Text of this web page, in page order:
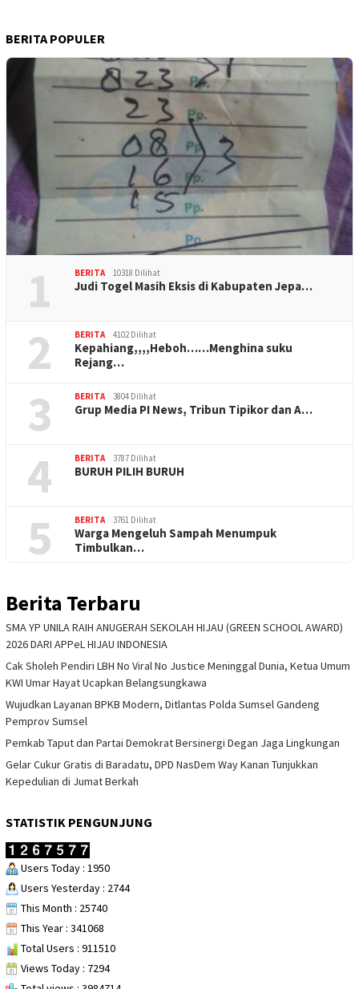
BERITA POPULER
1 BERITA 10318 Dilihat
Judi Togel Masih Eksis di Kabupaten Jepa…
2 BERITA 4102 Dilihat
Kepahiang,,,,Heboh……Menghina suku
Rejang…
3 BERITA 3804 Dilihat
Grup Media PI News, Tribun Tipikor dan A…
4 BERITA 3787 Dilihat
BURUH PILIH BURUH
5 BERITA 3761 Dilihat
Warga Mengeluh Sampah Menumpuk
Timbulkan…
Berita Terbaru
SMA YP UNILA RAIH ANUGERAH SEKOLAH HIJAU (GREEN SCHOOL AWARD)
2026 DARI APPeL HIJAU INDONESIA
Cak Sholeh Pendiri LBH No Viral No Justice Meninggal Dunia, Ketua Umum
KWI Umar Hayat Ucapkan Belangsungkawa
Wujudkan Layanan BPKB Modern, Ditlantas Polda Sumsel Gandeng
Pemprov Sumsel
Pemkab Taput dan Partai Demokrat Bersinergi Degan Jaga Lingkungan
Gelar Cukur Gratis di Baradatu, DPD NasDem Way Kanan Tunjukkan
Kepedulian di Jumat Berkah
STATISTIK PENGUNJUNG
Users Today : 1950
Users Yesterday : 2744
This Month : 25740
This Year : 341068
Total Users : 911510
Views Today : 7294